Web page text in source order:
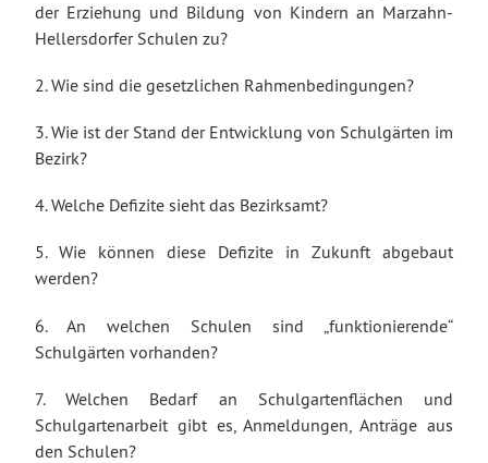
der Erziehung und Bildung von Kindern an Marzahn-
Hellersdorfer Schulen zu?
2. Wie sind die gesetzlichen Rahmenbedingungen?
3. Wie ist der Stand der Entwicklung von Schulgärten im
Bezirk?
4. Welche Defizite sieht das Bezirksamt?
5. Wie können diese Defizite in Zukunft abgebaut
werden?
6. An welchen Schulen sind „funktionierende“
Schulgärten vorhanden?
7. Welchen Bedarf an Schulgartenflächen und
Schulgartenarbeit gibt es, Anmeldungen, Anträge aus
den Schulen?